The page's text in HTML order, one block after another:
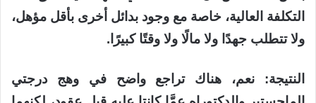
التكلفة العالية، خاصة مع وجود بدائل أخرى بأقل مؤهل،
ولا تتطلب جهدًا ولا مالًا ولا وقتًا كبيرًا.
النتيجة: نعم، هناك تراجع واضح في وهج درجتي